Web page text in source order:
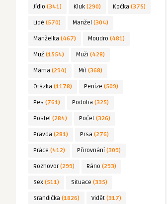
Jídlo (341) Kluk (290) Kočka (375)
Lidé (570) Manžel (304)
Manželka (467) Moudro (481)
Muž (1554) Muži (428)
Máma (294) Mít (368)
Otázka (1178) Peníze (509)
Pes (761) Podoba (325)
Postel (284) Počet (326)
Pravda (281) Prsa (276)
Práce (412) Přirovnání (309)
Rozhovor(299) Ráno (293)
Sex (511) Situace (335)
Srandička (1826) Vidět (317)